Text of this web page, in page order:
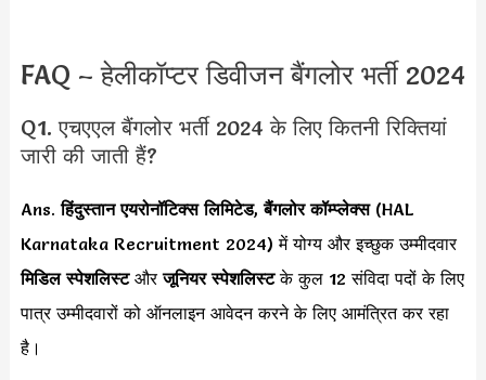
FAQ – हेलीकॉप्टर डिवीजन बैंगलोर भर्ती 2024
Q1. एचएएल बैंगलोर भर्ती 2024 के लिए कितनी रिक्तियां
जारी की जाती हैं?
Ans.हिंदुस्तान एयरोनॉटिक्स लिमिटेड,बैंगलोर कॉम्प्लेक्स(HAL
Karnataka Recruitment 2024) में योग्य और इच्छुक उम्मीदवार
मिडिल स्पेशलिस्टऔरजूनियर स्पेशलिस्टके कुल 12 संविदा पदों के लिए
पात्र उम्मीदवारों को ऑनलाइन आवेदन करने के लिए आमंत्रित कर रहा
है।